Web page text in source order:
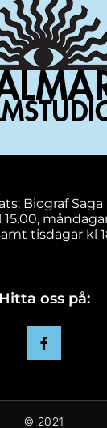
Biograf Saga
tisdagar kl
Hitta oss på:
© 2021